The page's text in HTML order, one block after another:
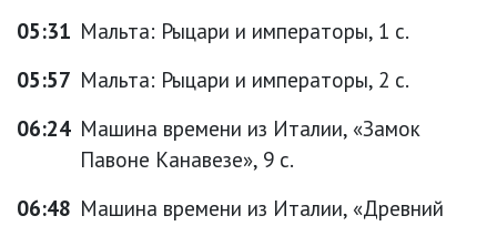
05:31 Мальта: Рыцари и императоры, 1 с.
05:57 Мальта: Рыцари и императоры, 2 с.
06:24 Машина времени из Италии, «Замок
Павоне Канавезе», 9 с.
06:48 Машина времени из Италии, «Древний